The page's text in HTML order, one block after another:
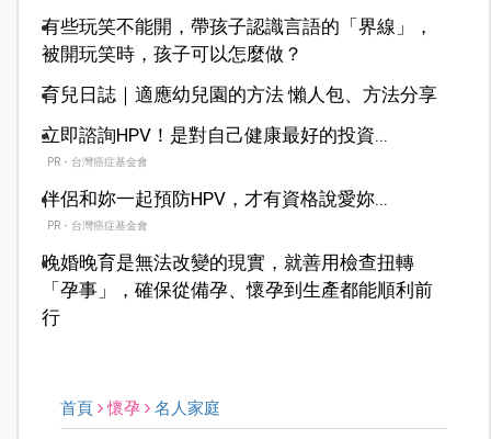
有些玩笑不能開，帶孩子認識言語的「界線」，
被開玩笑時，孩子可以怎麼做？
育兒日誌｜適應幼兒園的方法 懶人包、方法分享
立即諮詢HPV！是對自己健康最好的投資...
PR・台灣癌症基金會
伴侶和妳一起預防HPV，才有資格說愛妳...
PR・台灣癌症基金會
晚婚晚育是無法改變的現實，就善用檢查扭轉
「孕事」，確保從備孕、懷孕到生產都能順利前
行
首頁 懷孕 名人家庭